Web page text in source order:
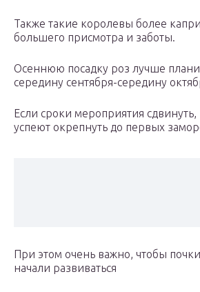
Также такие королевы более
большего присмотра и заботы.
Осеннюю посадку роз лучше
середину сентября-середину
Если сроки мероприятия
успеют окрепнуть до первых
При этом очень важно, чтобы
начали развиваться